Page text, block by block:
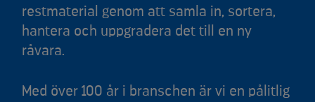
restmaterial genom att samla in, sortera,
hantera och uppgradera det till en ny
råvara.
Med över 100 år i branschen är vi en pålitlig